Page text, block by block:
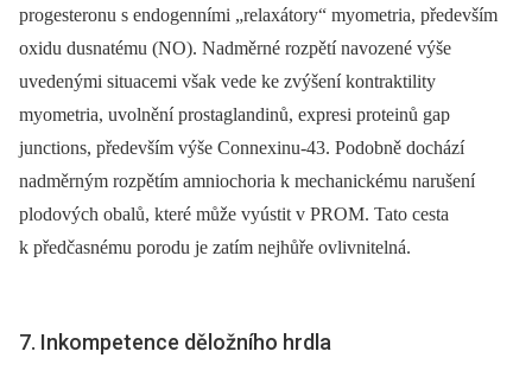
progesteronu s endogenními „relaxátory“ myometria, především
oxidu dusnatému (NO). Nadměrné rozpětí navozené výše
uvedenými situacemi však vede ke zvýšení kontraktility
myometria, uvolnění prostaglandinů, expresi proteinů gap
junctions, především výše Connexinu-43. Podobně dochází
nadměrným rozpětím amniochoria k mechanickému narušení
plodových obalů, které může vyústit v PROM. Tato cesta
k předčasnému porodu je zatím nejhůře ovlivnitelná.
7. Inkompetence děložního hrdla